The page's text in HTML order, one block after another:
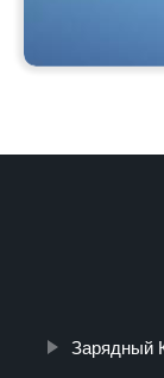
Зарядный